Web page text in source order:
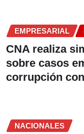
EMPRESARIAL
CNA realiza
sobre casos
corrupción
NACIONALES